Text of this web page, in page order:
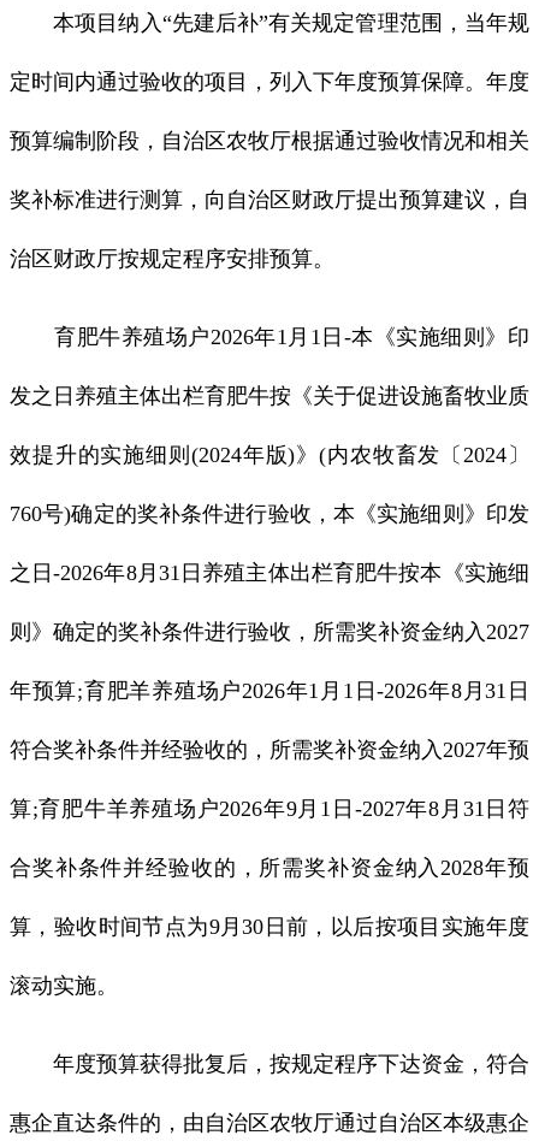
本项目纳入“先建后补”有关规定管理范围，当年规
定时间内通过验收的项目，列入下年度预算保障。年度
预算编制阶段，自治区农牧厅根据通过验收情况和相关
奖补标准进行测算，向自治区财政厅提出预算建议，自
治区财政厅按规定程序安排预算。
育肥牛养殖场户2026年1月1日-本《实施细则》印
发之日养殖主体出栏育肥牛按《关于促进设施畜牧业质
效提升的实施细则(2024年版)》(内农牧畜发〔2024〕
760号)确定的奖补条件进行验收，本《实施细则》印发
之日-2026年8月31日养殖主体出栏育肥牛按本《实施细
则》确定的奖补条件进行验收，所需奖补资金纳入2027
年预算;育肥羊养殖场户2026年1月1日-2026年8月31日
符合奖补条件并经验收的，所需奖补资金纳入2027年预
算;育肥牛羊养殖场户2026年9月1日-2027年8月31日符
合奖补条件并经验收的，所需奖补资金纳入2028年预
算，验收时间节点为9月30日前，以后按项目实施年度
滚动实施。
年度预算获得批复后，按规定程序下达资金，符合
惠企直达条件的，由自治区农牧厅通过自治区本级惠企